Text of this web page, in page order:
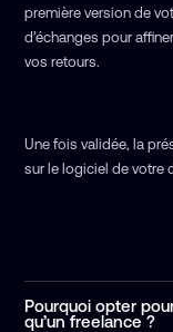
première version de
d’échanges pour
vos retours.
Une fois validée, la
sur le logiciel de votre
Pourquoi opter
qu’un freelance ?